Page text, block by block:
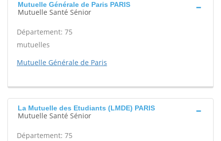
Mutuelle Générale de Paris PARIS
Mutuelle Santé Sénior
Département: 75
mutuelles
Mutuelle Générale de Paris
La Mutuelle des Etudiants (LMDE) PARIS
Mutuelle Santé Sénior
Département: 75